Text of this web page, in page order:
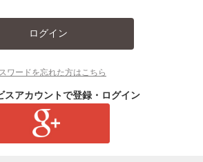
ログイン
ワードを忘れた方はこちら
スアカウントで登録・ログイン